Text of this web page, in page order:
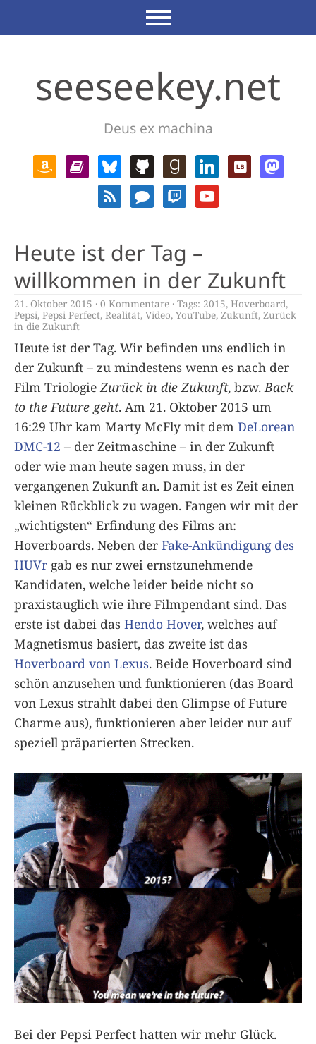
seeseekey.net
Deus ex machina
Heute ist der Tag –
willkommen in der Zukunft
21. Oktober 2015 0 Kommentare Tags: 2015, Hoverboard,
Pepsi, Pepsi Perfect, Realität, Video, YouTube, Zukunft, Zurück
in die Zukunft
Heute ist der Tag. Wir befinden uns endlich in
der Zukunft – zu mindestens wenn es nach der
Film Triologie Zurück in die Zukunft, bzw. Back
to the Future geht. Am 21. Oktober 2015 um
16:29 Uhr kam Marty McFly mit dem DeLorean
DMC-12 – der Zeitmaschine – in der Zukunft
oder wie man heute sagen muss, in der
vergangenen Zukunft an. Damit ist es Zeit einen
kleinen Rückblick zu wagen. Fangen wir mit der
„wichtigsten“ Erfindung des Films an:
Hoverboards. Neben der Fake-Ankündigung des
HUVr gab es nur zwei ernstzunehmende
Kandidaten, welche leider beide nicht so
praxistauglich wie ihre Filmpendant sind. Das
erste ist dabei das Hendo Hover, welches auf
Magnetismus basiert, das zweite ist das
Hoverboard von Lexus. Beide Hoverboard sind
schön anzusehen und funktionieren (das Board
von Lexus strahlt dabei den Glimpse of Future
Charme aus), funktionieren aber leider nur auf
speziell präparierten Strecken.
Bei der Pepsi Perfect hatten wir mehr Glück.